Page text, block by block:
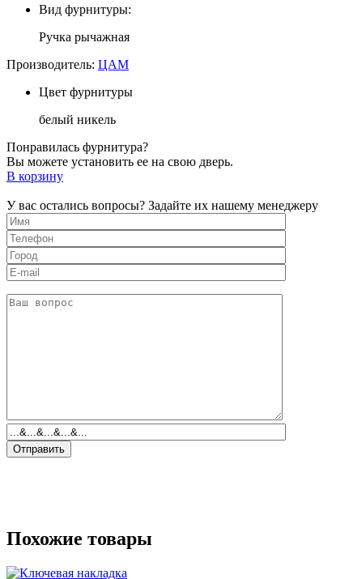
Вид фурнитуры:
Ручка рычажная
Производитель: ЦАМ
Цвет фурнитуры
белый никель
Понравилась фурнитура?
Вы можете установить ее на свою дверь.
В корзину
У вас остались вопросы? Задайте их нашему менеджеру
Похожие товары